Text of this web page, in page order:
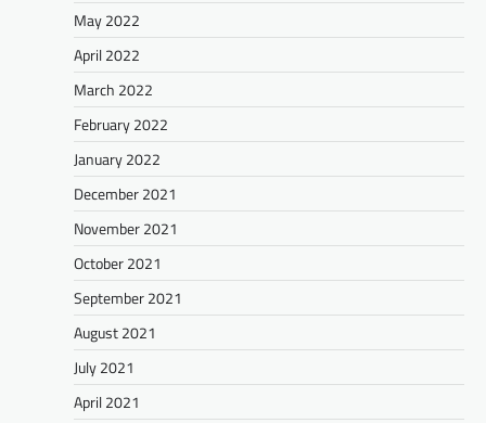
May 2022
April 2022
March 2022
February 2022
January 2022
December 2021
November 2021
October 2021
September 2021
August 2021
July 2021
April 2021